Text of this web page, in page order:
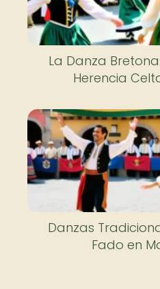
La Danza
Herencia
Danzas
Fado en